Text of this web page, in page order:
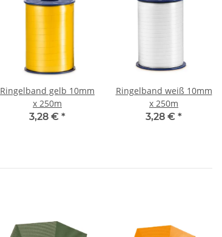
Ringelband gelb 10mm
x 250m
3,28 € *
Ringelband weiß 10mm
x 250m
3,28 € *